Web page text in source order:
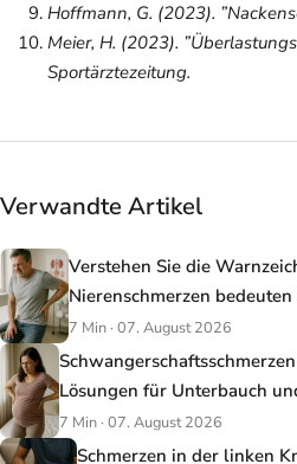
Hoffmann, G. (2023).
Meier, H. (2023).
Sportärztezeitung.
Verwandte Artikel
Verstehen Sie die
Nierenschmerzen
7 Min · 07. August 2026
Lösungen für Unterbauch
7 Min · 07. August 2026
Schmerzen in der linken